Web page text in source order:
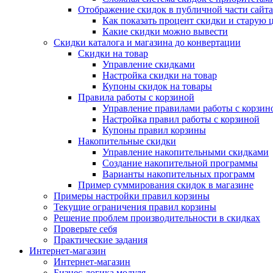
Отображение скидок в публичной части сайта
Как показать процент скидки и старую
Какие скидки можно вывести
Скидки каталога и магазина до конвертации
Скидки на товар
Управление скидками
Настройка скидки на товар
Купоны скидок на товары
Правила работы с корзиной
Управление правилами работы с
Настройка правил работы с корзиной
Купоны правил корзины
Накопительные скидки
Управление накопительными скидками
Создание накопительной программы
Варианты накопительных программ
Пример суммирования скидок в магазине
Примеры настройки правил корзины
Текущие ограничения правил корзины
Решение проблем производительности в скидках
Проверьте себя
Практические задания
Интернет-магазин
Интернет-магазин